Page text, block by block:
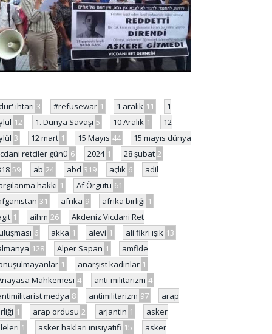
ihtarı 3 #refusewar 1 1 aralık 11
1
12 1. Dünya Savaşı 5 10 Aralık 1
12
3 12 mart 1 15 Mayıs 44
15 mayıs dünya
retçiler günü 6 2024 1 28 şubat 2
59 ab 24 abd 319 açlık 6
adil
hakkı 1 Af Örgütü 61
31 afrika 9 afrika birliği 1
1 aihm 26
Akdeniz Vicdani Ret
6 akka 1 alevi 1 ali fikri ışık 13
128 Alper Sapan 1
amfide
1 anarşist kadınlar 1
Mahkemesi 4 anti-militarizm 4
medya 8 antimilitarizm 97
arap
1 arap ordusu 2 arjantin 1
asker
1 asker hakları inisiyatifi 15
asker